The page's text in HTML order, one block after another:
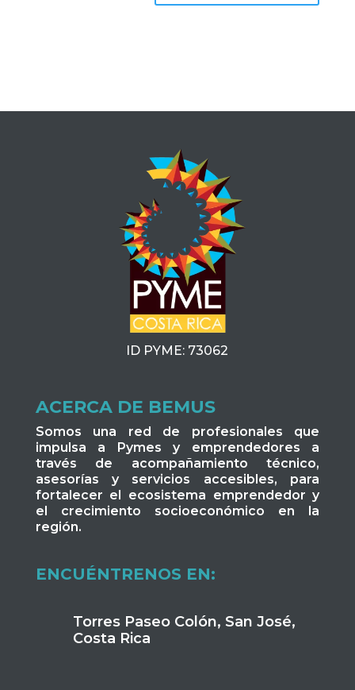
ID PYME: 73062
ACERCA DE BEMUS
Somos una red de profesionales que
impulsa a Pymes y emprendedores a
través de acompañamiento técnico,
asesorías y servicios accesibles, para
fortalecer el ecosistema emprendedor y
el crecimiento socioeconómico en la
región.
ENCUÉNTRENOS EN:
Torres Paseo Colón, San José,
Costa Rica